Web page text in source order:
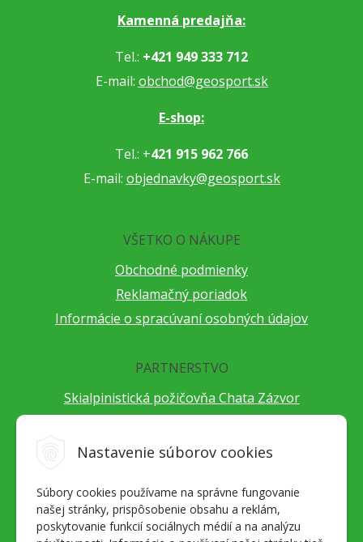
Nastavenie súborov cookies
Súbory cookies používame na správne fungovanie
našej stránky, prispôsobenie obsahu a reklám,
poskytovanie funkcií sociálnych médií a na analýzu
Kamenná predajňa:
Tel.: +421 949 333 712
E-mail: obchod@geosport.sk
E-shop:
Tel.: +421 915 962 766
E-mail: objednavky@geosport.sk
VŠETKO O NÁKUPE
Obchodné podmienky
Reklamačný poriadok
Informácie o spracúvaní osobných údajov
PARTNERSTVO
Skialpinistická požičovňa Chata Zázvor
Cestovateľský festival Cestou necestou
Alpenverein Slovensko
Hore-dole Derešom